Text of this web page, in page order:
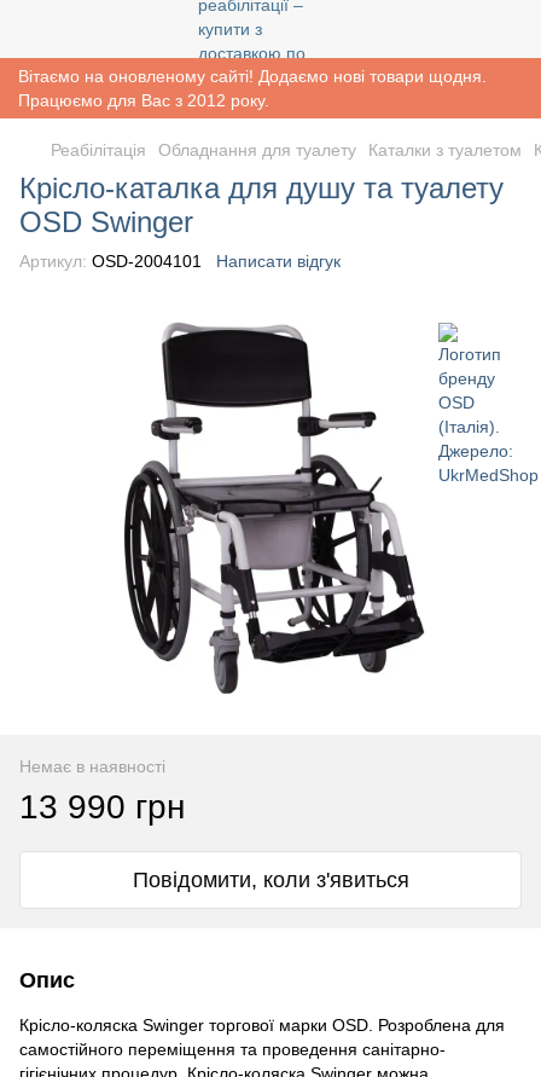
Вітаємо на оновленому сайті! Додаємо нові товари щодня.
Працюємо для Вас з 2012 року.
Реабiлiтацiя Обладнання для туалету Каталки з туалетом
Крісло-каталка для душу та туалету
OSD Swinger
Артикул: OSD-2004101 Написати відгук
Немає в наявності
13 990 грн
Повідомити, коли з'явиться
Опис
Крісло-коляска Swinger торгової марки OSD. Розроблена для
самостійного переміщення та проведення санітарно-
гігієнічних процедур. Крісло-коляска Swinger можна